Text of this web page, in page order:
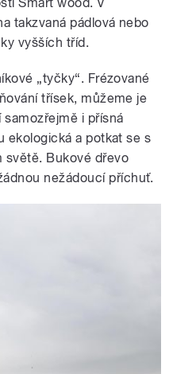
takzvaná pádlová nebo
vyšších tříd.
„tyčky“. Frézované
třísek, můžeme je
i přísná
ekologická a potkat se s
světě. Bukové dřevo
nežádoucí příchuť.